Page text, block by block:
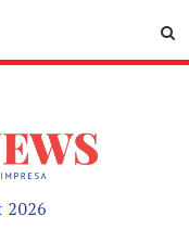
2026